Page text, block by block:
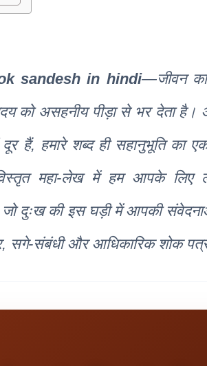
sandesh in hindi—जीवन का
को असहनीय पीड़ा से भर देता
हैं, हमारे शब्द ही सहानुभूति का
महा-लेख में हम आपके लिए
दुःख की इस घड़ी में आपकी
सगे-संबंधी और आधिकारिक शोक